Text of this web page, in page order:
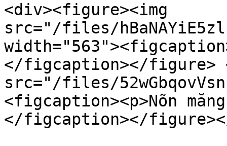
<div><figure><img
src="/files/
</figcaption></figure>
src="/files/
<figcaption><p>Nõn
</figcaption></